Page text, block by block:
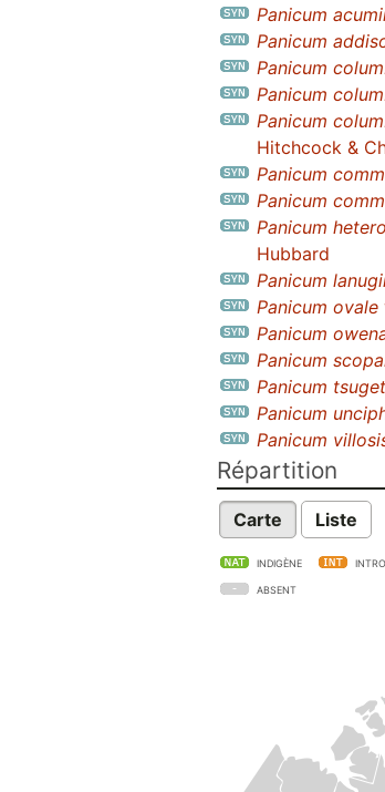
Panicum
Panicum
Panicum
Panicum
Panicum
Hitchcock &
Panicum
Panicum
Panicum
Hubbard
Panicum
Panicum ovale
Panicum
Panicum
Panicum
Panicum
Panicum
Répartition
Carte Liste
INDIGÈNE
ABSENT